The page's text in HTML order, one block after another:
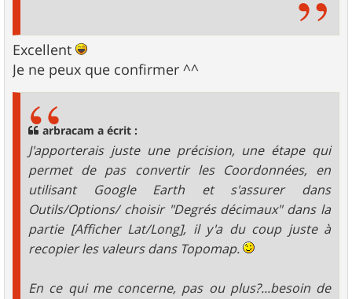
Excellent
Je ne peux que confirmer ^^
arbracam a écrit :
J'apporterais juste une précision, une étape qui
permet de pas convertir les Coordonnées, en
utilisant Google Earth et s'assurer dans
Outils/Options/ choisir "Degrés décimaux" dans la
partie [Afficher Lat/Long], il y'a du coup juste à
recopier les valeurs dans Topomap.
En ce qui me concerne, pas ou plus?...besoin de